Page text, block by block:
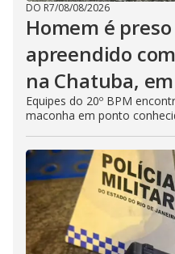
DO R7/08/08/2026
Homem é
apreendido
na Chatuba,
Equipes do 20º BPM
maconha em ponto